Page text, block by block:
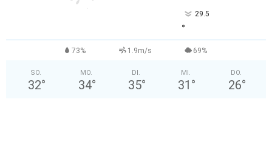
29.5
°
73% 1.9m/s 69%
SO.
32°
MO.
34°
DI.
35°
MI.
31 °
DO.
26°